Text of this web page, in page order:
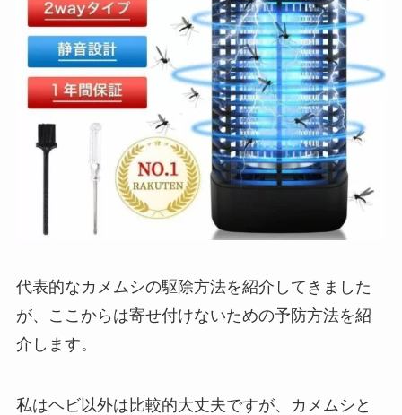
代表的なカメムシの駆除方法を紹介してきました
が、ここからは寄せ付けないための予防方法を紹
介します。
私はヘビ以外は比較的大丈夫ですが、カメムシと